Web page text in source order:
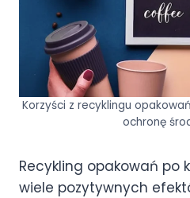
Korzyści z recyklingu
ochronę
Recykling opakowań po
wiele pozytywnych